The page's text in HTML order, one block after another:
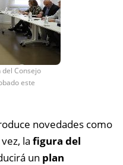
Consejo
este
novedades como
la figura del
un plan